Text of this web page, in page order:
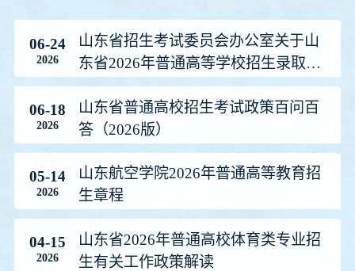
06-24
2026
山东省招生考试委员会办公室关于山
东省2026年普通高等学校招生录取工
作的意见
06-18
2026
山东省普通高校招生考试政策百问百
答（2026版）
05-14
2026
山东航空学院2026年普通高等教育招
生章程
04-15
2026
山东省2026年普通高校体育类专业招
生有关工作政策解读